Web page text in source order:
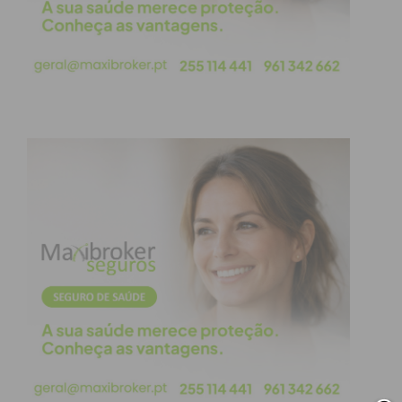
aos imigrantes, o ‘partido
chega’ manifesta agora ódio
seniores de Paços de Ferreira
que visitam a Assembleia da
República”, lê-se na
publicação do PS.
Para a estrutura local do partido, estas visitas
representam um exercício de cidadania e um direito
dos cidadãos em conhecer o órgão máximo da
democracia representativa. O PS sublinha que a